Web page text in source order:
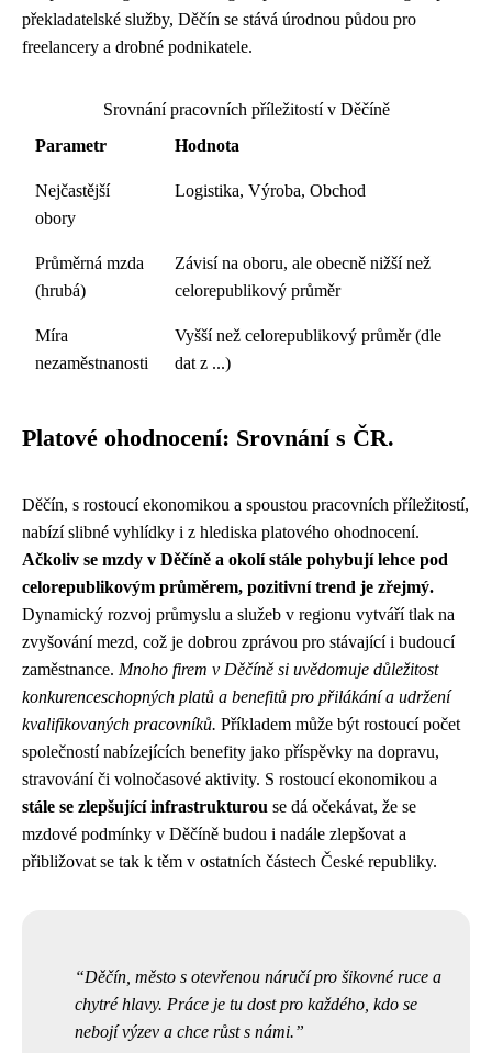
překladatelské služby, Děčín se stává úrodnou půdou pro
freelancery a drobné podnikatele.
Srovnání pracovních příležitostí v Děčíně
Parametr
Hodnota
Nejčastější
obory
Logistika, Výroba, Obchod
Průměrná mzda
(hrubá)
Závisí na oboru, ale obecně nižší než
celorepublikový průměr
Míra
nezaměstnanosti
Vyšší než celorepublikový průměr (dle
dat z ...)
Platové ohodnocení: Srovnání s ČR.
Děčín, s rostoucí ekonomikou a spoustou pracovních příležitostí,
nabízí slibné vyhlídky i z hlediska platového ohodnocení.
Ačkoliv se mzdy v Děčíně a okolí stále pohybují lehce pod
celorepublikovým průměrem, pozitivní trend je zřejmý.
Dynamický rozvoj průmyslu a služeb v regionu vytváří tlak na
zvyšování mezd, což je dobrou zprávou pro stávající i budoucí
zaměstnance. Mnoho firem v Děčíně si uvědomuje důležitost
konkurenceschopných platů a benefitů pro přilákání a udržení
kvalifikovaných pracovníků. Příkladem může být rostoucí počet
společností nabízejících benefity jako příspěvky na dopravu,
stravování či volnočasové aktivity. S rostoucí ekonomikou a
stále se zlepšující infrastrukturou se dá očekávat, že se
mzdové podmínky v Děčíně budou i nadále zlepšovat a
přibližovat se tak k těm v ostatních částech České republiky.
Děčín, město s otevřenou náručí pro šikovné ruce a
chytré hlavy. Práce je tu dost pro každého, kdo se
nebojí výzev a chce růst s námi.